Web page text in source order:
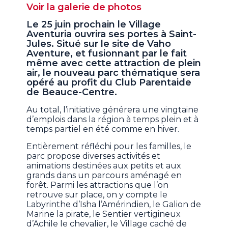
Voir la galerie de photos
Le 25 juin prochain le Village
Aventuria ouvrira ses portes à Saint-
Jules. Situé sur le site de Vaho
Aventure, et fusionnant par le fait
même avec cette attraction de plein
air, le nouveau parc thématique sera
opéré au profit du Club Parentaide
de Beauce-Centre.
Au total, l’initiative générera une vingtaine
d’emplois dans la région à temps plein et à
temps partiel en été comme en hiver.
Entièrement réfléchi pour les familles, le
parc propose diverses activités et
animations destinées aux petits et aux
grands dans un parcours aménagé en
forêt. Parmi les attractions que l’on
retrouve sur place, on y compte le
Labyrinthe d’Isha l’Amérindien, le Galion de
Marine la pirate, le Sentier vertigineux
d’Achile le chevalier, le Village caché de